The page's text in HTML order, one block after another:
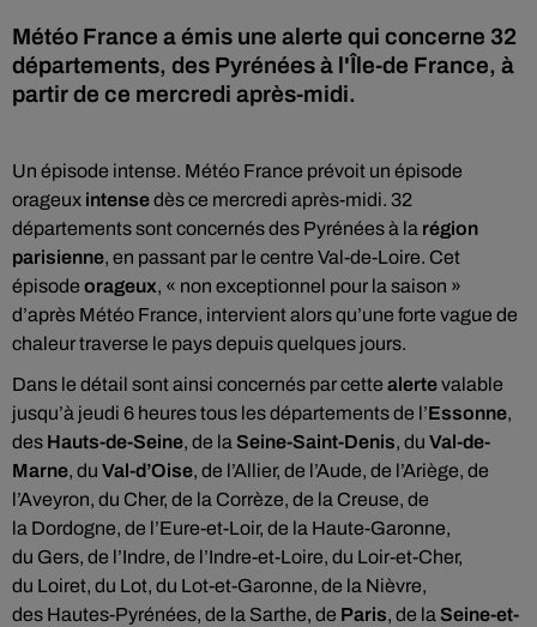
Météo France a émis une alerte qui concerne 32
départements, des Pyrénées à l'Île-de France, à
partir de ce mercredi après-midi.
Un épisode intense. Météo France prévoit un épisode
orageux intensedès ce mercredi après-midi. 32
départements sont concernés des Pyrénées à la région
parisienne, en passant par le centre Val-de-Loire. Cet
épisode orageux, « non exceptionnel pour la saison »
d’après Météo France, intervient alors qu’une forte vague de
chaleur traverse le pays depuis quelques jours.
Dans le détail sont ainsi concernés par cette alertevalable
jusqu’à jeudi 6 heures tous les départements de l’Essonne,
des Hauts-de-Seine, de la Seine-Saint-Denis, du Val-de-
Marne, du Val-d’Oise, de l’Allier, de l’Aude, de l’Ariège, de
l’Aveyron, du Cher, de la Corrèze, de la Creuse, de
la Dordogne, de l’Eure-et-Loir, de la Haute-Garonne,
du Gers, de l’Indre, de l’Indre-et-Loire, du Loir-et-Cher,
du Loiret, du Lot, du Lot-et-Garonne, de la Nièvre,
des Hautes-Pyrénées, de la Sarthe, de Paris, de la Seine-et-